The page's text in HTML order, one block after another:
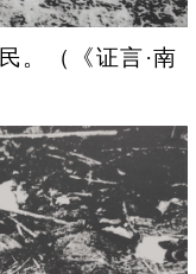
。（《证言·南